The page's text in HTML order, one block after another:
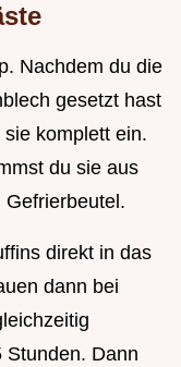
Nachdem du die
gesetzt hast
komplett ein.
du sie aus
direkt in das
dann bei
Stunden. Dann